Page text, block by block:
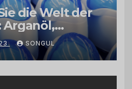
die Welt der
Arganöl,
und
von
und Anbietern
SONGUL